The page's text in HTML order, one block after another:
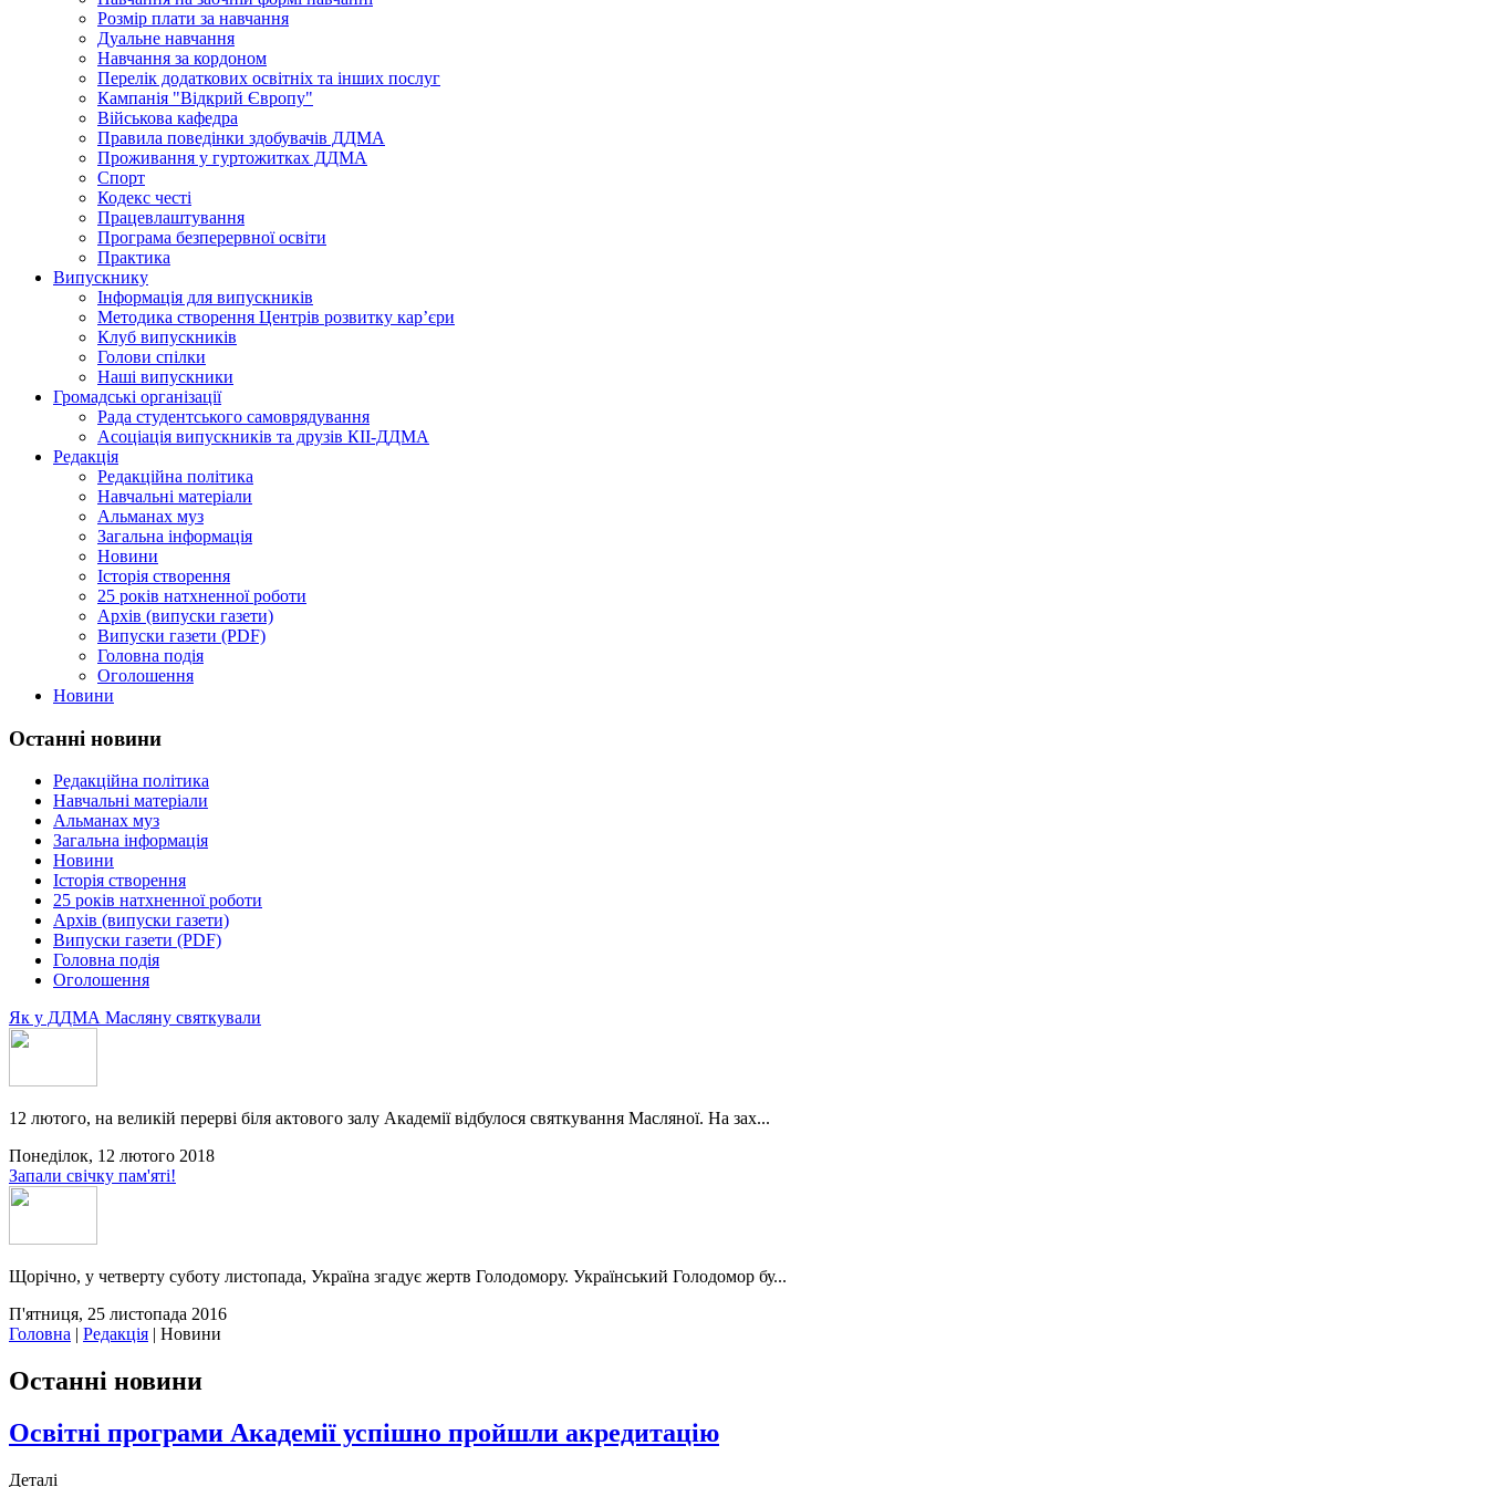
Розмір плати за навчання
Дуальне навчання
Навчання за кордоном
Перелік додаткових освітніх та інших послуг
Кампанія "Відкрий Європу"
Військова кафедра
Правила поведінки здобувачів ДДМА
Проживання у гуртожитках ДДМА
Спорт
Кодекс честі
Працевлаштування
Програма безперервної освіти
Практика
Випускнику
Інформація для випускників
Методика створення Центрів розвитку кар’єри
Клуб випускників
Голови спілки
Наші випускники
Громадські організації
Рада студентського самоврядування
Асоціація випускників та друзів КІІ-ДДМА
Редакція
Редакційна політика
Навчальні матеріали
Альманах муз
Загальна інформація
Новини
Історія створення
25 років натхненної роботи
Архів (випуски газети)
Випуски газети (PDF)
Головна подія
Оголошення
Новини
Останні новини
Редакційна політика
Навчальні матеріали
Альманах муз
Загальна інформація
Новини
Історія створення
25 років натхненної роботи
Архів (випуски газети)
Випуски газети (PDF)
Головна подія
Оголошення
Як у ДДМА Масляну святкували
12 лютого, на великій перерві біля актового залу Академії відбулося святкування Масляної. На зах...
Понеділок, 12 лютого 2018
Запали свічку пам'яті!
Щорічно, у четверту суботу листопада, Україна згадує жертв Голодомору. Український Голодомор бу...
П'ятниця, 25 листопада 2016
Головна | Редакція | Новини
Останні новини
Освітні програми Академії успішно пройшли акредитацію
Деталі